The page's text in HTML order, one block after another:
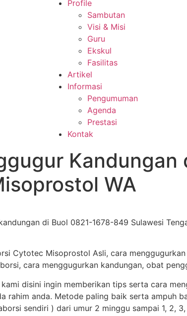
Profile
Sambutan
Visi & Misi
Guru
Ekskul
Fasilitas
Artikel
Informasi
Pengumuman
Agenda
Prestasi
Kontak
WA
di Buol 0821-1678-849 Sulawesi
Cytotec Misoprostol Asli, cara
cara menggugurkan kandungan, obat
disini ingin memberikan tips serta cara
rahim anda. Metode paling baik serta ampuh
sendiri ) dari umur 2 minggu sampai 1, 2,